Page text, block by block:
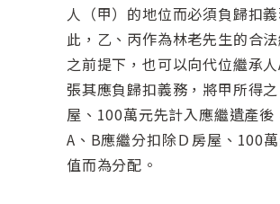
人（甲）的地位而必須負歸扣
此，乙、丙作為林老先生的合
之前提下，也可以向代位繼承
張其應負歸扣義務，將甲所得
屋、100萬元先計入應繼遺產後
A、B應繼分扣除Ｄ房屋、100
值而為分配。